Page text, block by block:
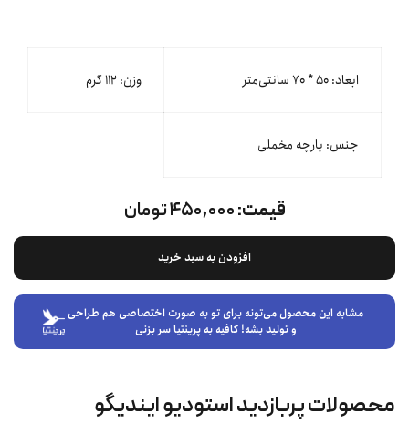
ابعاد: ۵۰ * ۷۰ سانتی‌متر وزن: ۱۱۲ گرم
جنس: پارچه مخملی
قیمت:۴۵۰,۰۰۰ تومان
افزودن به سبد خرید
مشابه این محصول می‌تونه برای تو به صورت اختصاصی هم طراحی
و تولید بشه! کافیه به پرینتیا سر بزنی
محصولات پربازدید استودیو ایندیگو